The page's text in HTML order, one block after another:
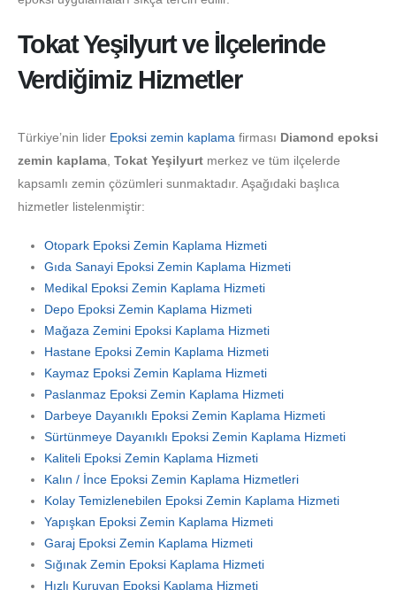
Tokat Yeşilyurt ve İlçelerinde
Verdiğimiz Hizmetler
Türkiye’nin lider Epoksi zemin kaplama firması Diamond epoksi
zemin kaplama, Tokat Yeşilyurt merkez ve tüm ilçelerde
kapsamlı zemin çözümleri sunmaktadır. Aşağıdaki başlıca
hizmetler listelenmiştir:
Otopark Epoksi Zemin Kaplama Hizmeti
Gıda Sanayi Epoksi Zemin Kaplama Hizmeti
Medikal Epoksi Zemin Kaplama Hizmeti
Depo Epoksi Zemin Kaplama Hizmeti
Mağaza Zemini Epoksi Kaplama Hizmeti
Hastane Epoksi Zemin Kaplama Hizmeti
Kaymaz Epoksi Zemin Kaplama Hizmeti
Paslanmaz Epoksi Zemin Kaplama Hizmeti
Darbeye Dayanıklı Epoksi Zemin Kaplama Hizmeti
Sürtünmeye Dayanıklı Epoksi Zemin Kaplama Hizmeti
Kaliteli Epoksi Zemin Kaplama Hizmeti
Kalın / İnce Epoksi Zemin Kaplama Hizmetleri
Kolay Temizlenebilen Epoksi Zemin Kaplama Hizmeti
Yapışkan Epoksi Zemin Kaplama Hizmeti
Garaj Epoksi Zemin Kaplama Hizmeti
Sığınak Zemin Epoksi Kaplama Hizmeti
Hızlı Kuruyan Epoksi Kaplama Hizmeti